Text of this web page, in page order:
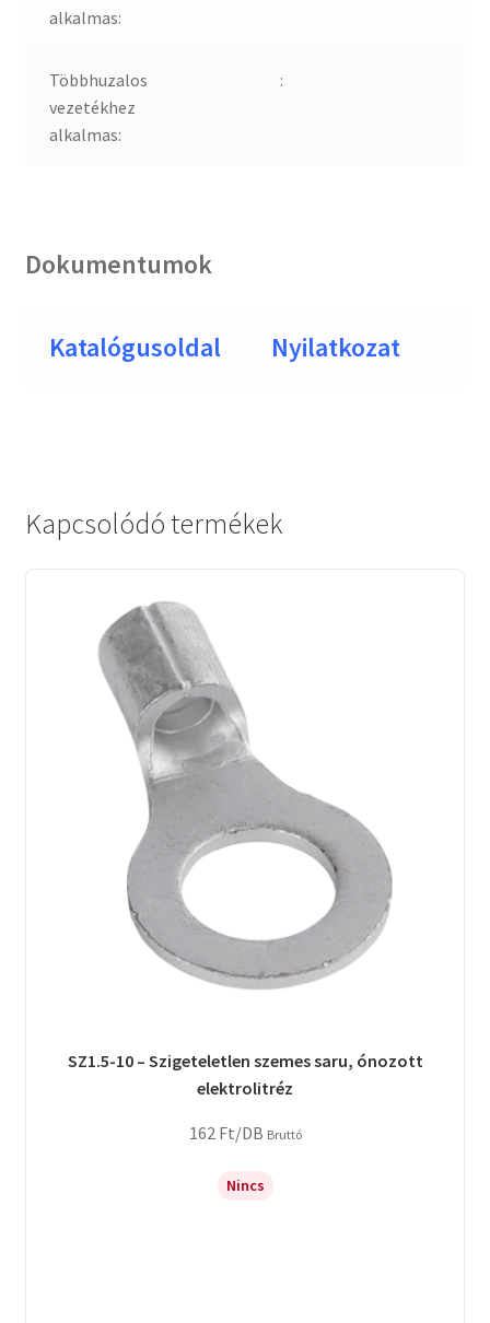
alkalmas:
Többhuzalos
vezetékhez
alkalmas:
:
Dokumentumok
Katalógusoldal Nyilatkozat
Kapcsolódó termékek
SZ1.5-10 – Szigeteletlen szemes saru, ónozott
elektrolitréz
162 Ft/DB Bruttó
Nincs